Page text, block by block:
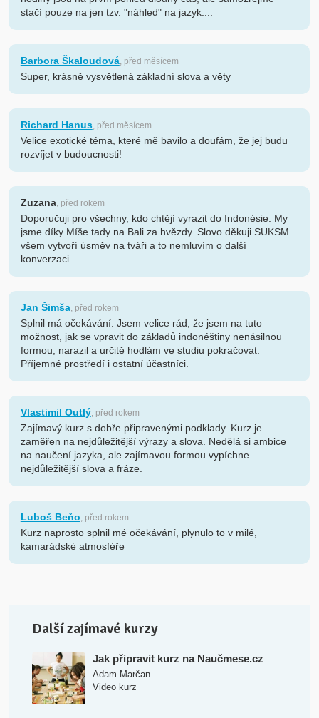
stačí pouze na jen tzv. "náhled" na jazyk....
Barbora Škaloudová, před měsícem
Super, krásně vysvětlená základní slova a věty
Richard Hanus, před měsícem
Velice exotické téma, které mě bavilo a doufám, že jej budu
rozvíjet v budoucnosti!
Zuzana, před rokem
Doporučuji pro všechny, kdo chtějí vyrazit do Indonésie. My
jsme díky Míše tady na Bali za hvězdy. Slovo děkuji SUKSM
všem vytvoří úsměv na tváři a to nemluvím o další
konverzaci.
Jan Šimša, před rokem
Splnil má očekávání. Jsem velice rád, že jsem na tuto
možnost, jak se vpravit do základů indonéštiny nenásilnou
formou, narazil a určitě hodlám ve studiu pokračovat.
Příjemné prostředí i ostatní účastníci.
Vlastimil Outlý, před rokem
Zajímavý kurz s dobře připravenými podklady. Kurz je
zaměřen na nejdůležitější výrazy a slova. Nedělá si ambice
na naučení jazyka, ale zajímavou formou vypíchne
nejdůležitější slova a fráze.
Luboš Beňo, před rokem
Kurz naprosto splnil mé očekávání, plynulo to v milé,
kamarádské atmosféře
Další zajímavé kurzy
Jak připravit kurz na Naučmese.cz
Adam Marčan
Video kurz